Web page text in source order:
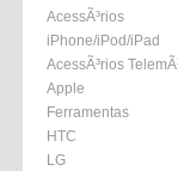
AcessÃ³rios
iPhone/iPod/iPad
AcessÃ³rios
Apple
Ferramentas
HTC
LG